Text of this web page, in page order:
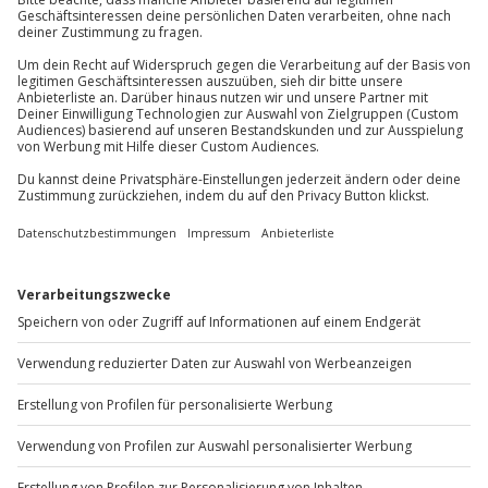
81671 München
Du erreichst uns telefonisch zu folgenden Zeiten,
außer an bundesweiten Feiertagen:
Mo-Fr: 8-20 Uhr | Sa: 10-16 Uhr
Du möchtest als Firma bestellen?
Sichere Dir attraktive Firmenkunden Vorteile.
+49 89 / 60 60 89 700
Mo-Fr: 9-17 Uhr
b2b@jochen-schweizer.de
www.b2b.jochen-schweizer.de/
Artikelnummer:57801